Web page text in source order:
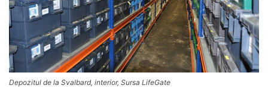
Depozitul de la Svalbard, interior, Sursa LifeGate